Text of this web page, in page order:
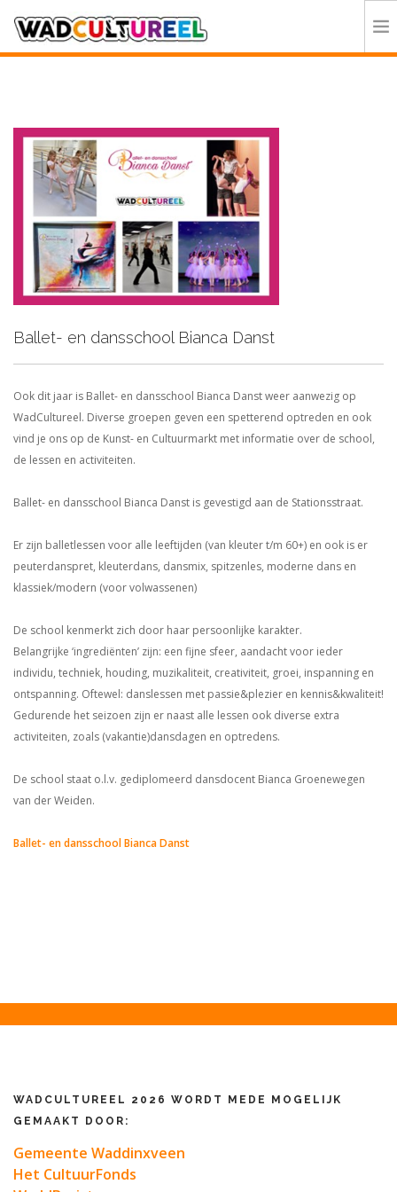
DEELNEMERS
DOE MEE
CONTACT
ORGANISATIE
Ballet- en dansschool Bianca Danst
Ook dit jaar is Ballet- en dansschool Bianca Danst weer aanwezig op
WadCultureel. Diverse groepen geven een spetterend optreden en ook
vind je ons op de Kunst- en Cultuurmarkt met informatie over de school,
de lessen en activiteiten.
Ballet- en dansschool Bianca Danst is gevestigd aan de Stationsstraat.
Er zijn balletlessen voor alle leeftijden (van kleuter t/m 60+) en ook is er
peuterdanspret, kleuterdans, dansmix, spitzenles, moderne dans en
klassiek/modern (voor volwassenen)
De school kenmerkt zich door haar persoonlijke karakter.
Belangrijke ‘ingrediënten’ zijn: een fijne sfeer, aandacht voor ieder
individu, techniek, houding, muzikaliteit, creativiteit, groei, inspanning en
ontspanning. Oftewel: danslessen met passie&plezier en kennis&kwaliteit!
Gedurende het seizoen zijn er naast alle lessen ook diverse extra
activiteiten, zoals (vakantie)dansdagen en optredens.
De school staat o.l.v. gediplomeerd dansdocent Bianca Groenewegen
van der Weiden.
Ballet- en dansschool Bianca Danst
WADCULTUREEL 2026 WORDT MEDE MOGELIJK
GEMAAKT DOOR:
Gemeente Waddinxveen
Het CultuurFonds